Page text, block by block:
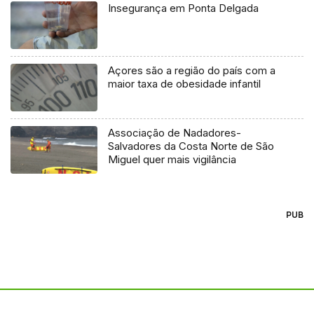
Insegurança em Ponta Delgada
Açores são a região do país com a
maior taxa de obesidade infantil
Associação de Nadadores-
Salvadores da Costa Norte de São
Miguel quer mais vigilância
PUB